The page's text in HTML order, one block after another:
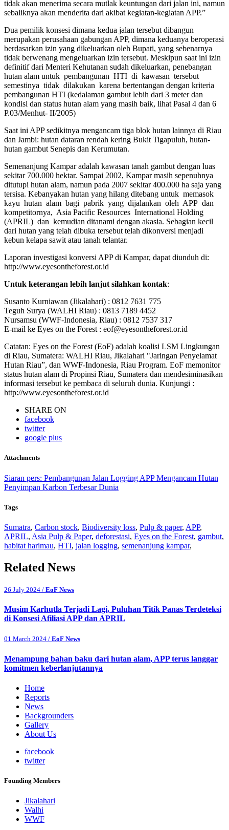
tidak akan menerima secara mutlak keuntungan dari jalan ini, namun
sebaliknya akan menderita dari akibat kegiatan-kegiatan APP.”
Dua pemilik konsesi dimana kedua jalan tersebut dibangun
merupakan perusahaan gabungan APP, dimana keduanya beroperasi
berdasarkan izin yang dikeluarkan oleh Bupati, yang sebenarnya
tidak berwenang mengeluarkan izin tersebut. Meskipun saat ini izin
definitif dari Menteri Kehutanan sudah dikeluarkan, penebangan
hutan alam untuk pembangunan HTI di kawasan tersebut
semestinya tidak dilakukan karena bertentangan dengan kriteria
pembangunan HTI (kedalaman gambut lebih dari 3 meter dan
kondisi dan status hutan alam yang masih baik, lihat Pasal 4 dan 6
P.03/Menhut- II/2005)
Saat ini APP sedikitnya mengancam tiga blok hutan lainnya di Riau
dan Jambi: hutan dataran rendah kering Bukit Tigapuluh, hutan-
hutan gambut Senepis dan Kerumutan.
Semenanjung Kampar adalah kawasan tanah gambut dengan luas
sekitar 700.000 hektar. Sampai 2002, Kampar masih sepenuhnya
ditutupi hutan alam, namun pada 2007 sekitar 400.000 ha saja yang
tersisa. Kebanyakan hutan yang hilang ditebang untuk memasok
kayu hutan alam bagi pabrik yang dijalankan oleh APP dan
kompetitornya, Asia Pacific Resources International Holding
(APRIL) dan kemudian ditanami dengan akasia. Sebagian kecil
dari hutan yang telah dibuka tersebut telah dikonversi menjadi
kebun kelapa sawit atau tanah telantar.
Laporan investigasi konversi APP di Kampar, dapat diunduh di:
http://www.eyesontheforest.or.id
Untuk keterangan lebih lanjut silahkan kontak:
Susanto Kurniawan (Jikalahari) : 0812 7631 775
Teguh Surya (WALHI Riau) : 0813 7189 4452
Nursamsu (WWF-Indonesia, Riau) : 0812 7537 317
E-mail ke Eyes on the Forest : eof@eyesontheforest.or.id
Catatan: Eyes on the Forest (EoF) adalah koalisi LSM Lingkungan
di Riau, Sumatera: WALHI Riau, Jikalahari "Jaringan Penyelamat
Hutan Riau”, dan WWF-Indonesia, Riau Program. EoF memonitor
status hutan alam di Propinsi Riau, Sumatera dan mendesiminasikan
informasi tersebut ke pembaca di seluruh dunia. Kunjungi :
http://www.eyesontheforest.or.id
SHARE ON
facebook
twitter
google plus
Attachments
Siaran pers: Pembangunan Jalan Logging APP Mengancam Hutan
Penyimpan Karbon Terbesar Dunia
Tags
Sumatra, Carbon stock, Biodiversity loss, Pulp & paper, APP,
APRIL, Asia Pulp & Paper, deforestasi, Eyes on the Forest, gambut,
habitat harimau, HTI, jalan logging, semenanjung kampar,
Related News
26 July 2024 / EoF News
Musim Karhutla Terjadi Lagi, Puluhan Titik Panas Terdeteksi
di Konsesi Afiliasi APP dan APRIL
01 March 2024 / EoF News
Menampung bahan baku dari hutan alam, APP terus langgar
komitmen keberlanjutannya
Home
Reports
News
Backgrounders
Gallery
About Us
facebook
twitter
Founding Members
Jikalahari
Walhi
WWF